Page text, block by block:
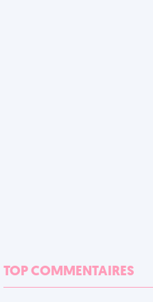
TOP COMMENTAIRES